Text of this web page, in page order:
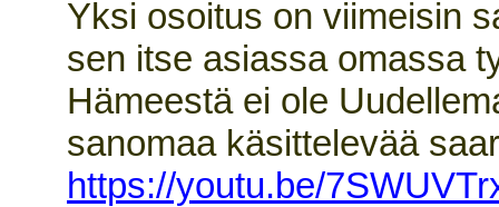
Yksi osoitus on viimeisin
sen itse asiassa omassa
Hämeestä ei ole
sanomaa käsittelevää
https://youtu.be/